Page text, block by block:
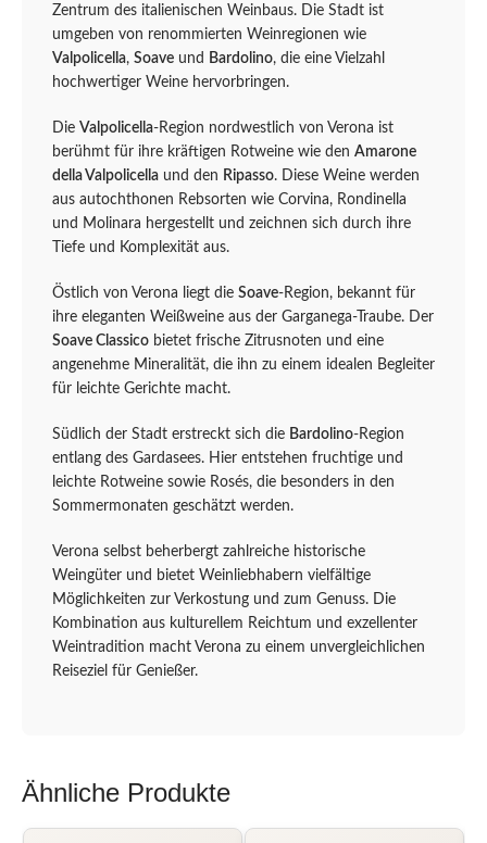
Zentrum des italienischen Weinbaus. Die Stadt ist
umgeben von renommierten Weinregionen wie
Valpolicella, Soave und Bardolino, die eine Vielzahl
hochwertiger Weine hervorbringen.
Die Valpolicella-Region nordwestlich von Verona ist
berühmt für ihre kräftigen Rotweine wie den Amarone
della Valpolicella und den Ripasso. Diese Weine werden
aus autochthonen Rebsorten wie Corvina, Rondinella
und Molinara hergestellt und zeichnen sich durch ihre
Tiefe und Komplexität aus.
Östlich von Verona liegt die Soave-Region, bekannt für
ihre eleganten Weißweine aus der Garganega-Traube. Der
Soave Classico bietet frische Zitrusnoten und eine
angenehme Mineralität, die ihn zu einem idealen Begleiter
für leichte Gerichte macht.
Südlich der Stadt erstreckt sich die Bardolino-Region
entlang des Gardasees. Hier entstehen fruchtige und
leichte Rotweine sowie Rosés, die besonders in den
Sommermonaten geschätzt werden.
Verona selbst beherbergt zahlreiche historische
Weingüter und bietet Weinliebhabern vielfältige
Möglichkeiten zur Verkostung und zum Genuss. Die
Kombination aus kulturellem Reichtum und exzellenter
Weintradition macht Verona zu einem unvergleichlichen
Reiseziel für Genießer.
Ähnliche Produkte